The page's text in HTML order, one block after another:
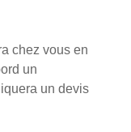
chez vous en
un
un devis